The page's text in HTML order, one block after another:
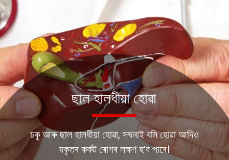
চকু আৰু ছাল হালধীয়া হোৱা, সঘনাই বমি হোৱা আদিও
যকৃতৰ কৰ্কট ৰোগৰ লক্ষণ হ’ব পাৰে।
ছাল হালধীয়া হোৱা